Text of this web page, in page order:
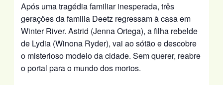
Após uma tragédia familiar inesperada, três
gerações da familia Deetz regressam à casa em
Winter River. Astrid (Jenna Ortega), a filha rebelde
de Lydia (Winona Ryder), vai ao sótão e descobre
o misterioso modelo da cidade. Sem querer, reabre
o portal para o mundo dos mortos.